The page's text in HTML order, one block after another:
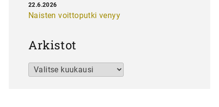
Naisten voittoputki venyy
22.6.2026
Arkistot
Arkistot